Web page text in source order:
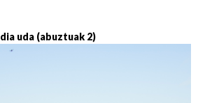
07 11:30
uda (abuztuak 2)